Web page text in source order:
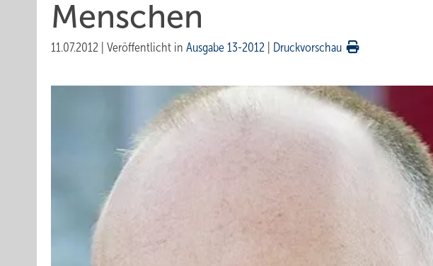
Menschen
11.07.2012 Veröffentlicht in Ausgabe 13-2012 Druckvorschau